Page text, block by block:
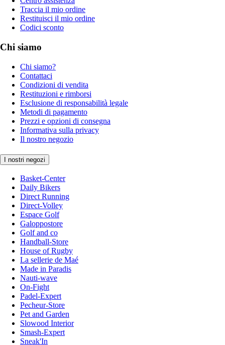
Traccia il mio ordine
Restituisci il mio ordine
Codici sconto
Chi siamo
Chi siamo?
Contattaci
Condizioni di vendita
Restituzioni e rimborsi
Esclusione di responsabilità legale
Metodi di pagamento
Prezzi e opzioni di consegna
Informativa sulla privacy
Il nostro negozio
I nostri negozi
Basket-Center
Daily Bikers
Direct Running
Direct-Volley
Espace Golf
Galoppostore
Golf and co
Handball-Store
House of Rugby
La sellerie de Maé
Made in Paradis
Nauti-wave
On-Fight
Padel-Expert
Pecheur-Store
Pet and Garden
Slowood Interior
Smash-Expert
Sneak'In